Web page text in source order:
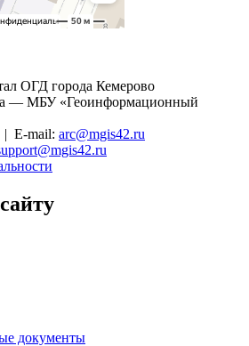
ОГД города Кемерово
— МБУ «Геоинформационный
| E-mail: arc@mgis42.ru
документы